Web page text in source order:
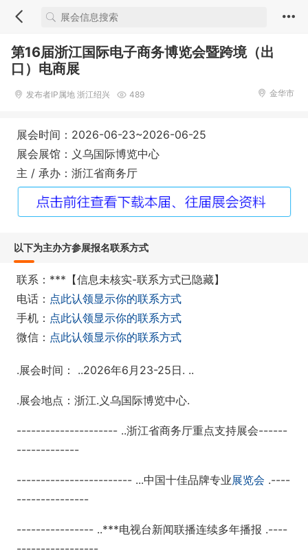
第16届浙江国际电子商务博览会暨跨境（出
口）电商展
发布者IP属地 浙江绍兴 489 金华市
展会时间：2026-06-23~2026-06-25
展会展馆：义乌国际博览中心
主 / 承办：浙江省商务厅
以下为主办方参展报名联系方式
联系：***【信息未核实-联系方式已隐藏】
电话： 点此认领显示你的联系方式
手机： 点此认领显示你的联系方式
微信： 点此认领显示你的联系方式
.展会时间： ..2026年6月23-25日. ..
.展会地点：浙江.义乌国际博览中心.
--------------------- ..浙江省商务厅重点支持展会------
-------------
------------------------ ...中国十佳品牌专业展览会 .----
---------------
---------------- ..***电视台新闻联播连续多年播报 .----
-----------------